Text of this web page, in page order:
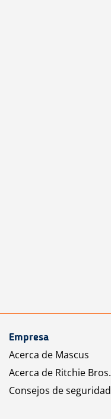
Empresa
Acerca de Mascus
Acerca de Ritchie Bros.
Consejos de seguridad